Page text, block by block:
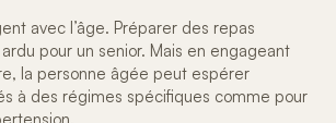
avec l’âge. Préparer des repas
pour un senior. Mais en engageant
la personne âgée peut espérer
à des régimes spécifiques comme pour